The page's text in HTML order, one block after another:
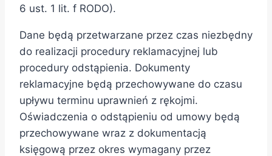
6 ust. 1 lit. f RODO).
Dane będą przetwarzane przez czas niezbędny
do realizacji procedury reklamacyjnej lub
procedury odstąpienia. Dokumenty
reklamacyjne będą przechowywane do czasu
upływu terminu uprawnień z rękojmi.
Oświadczenia o odstąpieniu od umowy będą
przechowywane wraz z dokumentacją
księgową przez okres wymagany przez